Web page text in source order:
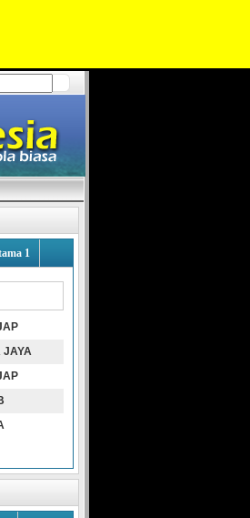
1
JAYA